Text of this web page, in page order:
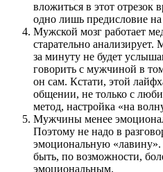
вложиться в этот отрезок
одно лишь предисловие
Мужской мозг работает
старательно анализирует.
за минуту не будет
говорить с мужчиной в
он сам. Кстати, этой
общении, не только с
метод, настройка «на
Мужчины менее
Поэтому не надо в
эмоциональную
быть, по возможности,
эмоциональным.